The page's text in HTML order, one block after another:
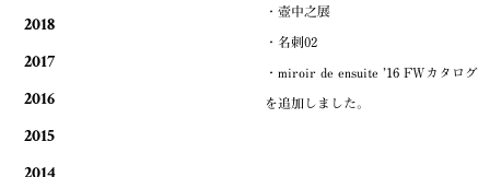
・壺中之展
・名刺02
・miroir de ensuite ’16 FWカタログ
を追加しました。
2018
2017
2016
2015